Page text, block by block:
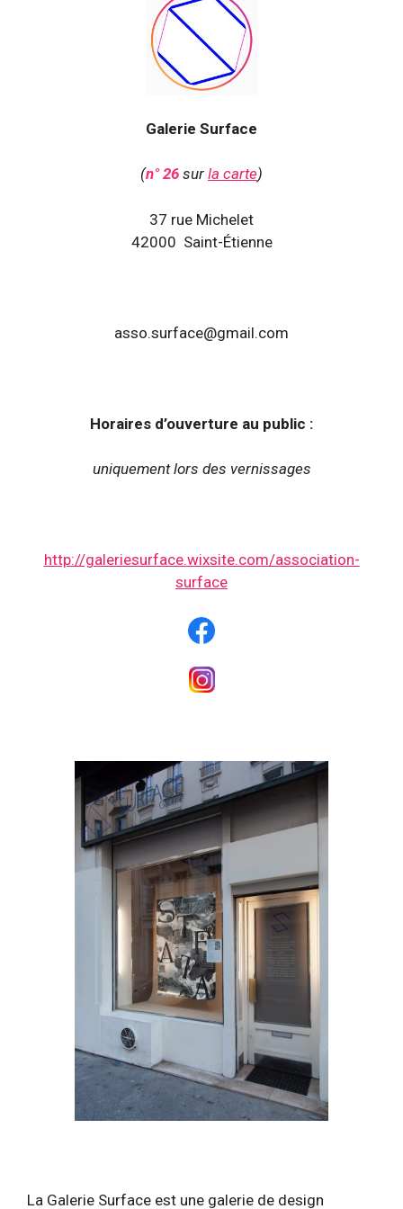
Galerie Surface
(n° 26 sur la carte)
37 rue Michelet
42000 Saint-Étienne
asso.surface@gmail.com
Horaires d’ouverture au public :
uniquement lors des vernissages
http://galeriesurface.wixsite.com/association-
surface
La Galerie Surface est une galerie de design